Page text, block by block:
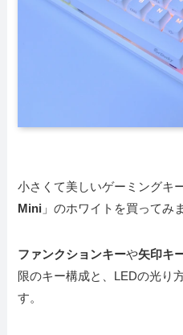
小さくて美しいゲーミングキ
Mini 」のホワイトを買ってみ
ファンクションキーや矢印キ
限のキー構成と、LEDの光り
す。